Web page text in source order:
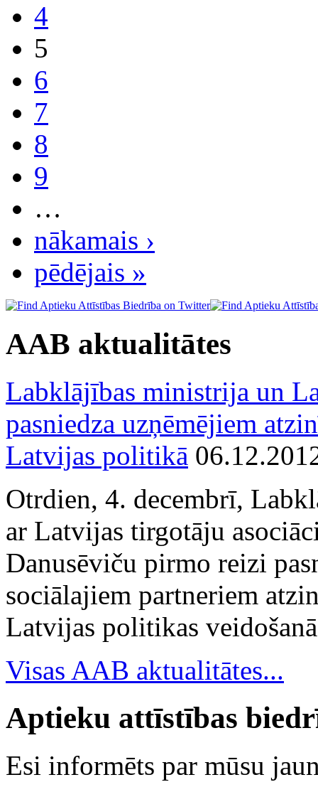
4
5
6
7
8
9
…
nākamais ›
pēdējais »
AAB aktualitātes
Labklājības ministrija un
pasniedza uzņēmējiem
Latvijas politikā
Otrdien, 4. decembrī,
ar Latvijas tirgotāju
Danusēviču pirmo reizi
sociālajiem partneriem
Latvijas politikas
Visas AAB aktualitātes...
Aptieku attīstības
Esi informēts par mūsu